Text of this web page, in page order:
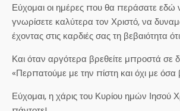
Εύχομαι οι ημέρες που θα περάσατε εδώ
γνωρίσετε καλύτερα τον Χριστό, να
έχοντας στις καρδιές σας τη βεβαιότητα
Και όταν αργότερα βρεθείτε μπροστά σε
«Περπατούμε με την πίστη και όχι με όσα
Εύχομαι, η χάρις του Κυρίου ημών Ιησού